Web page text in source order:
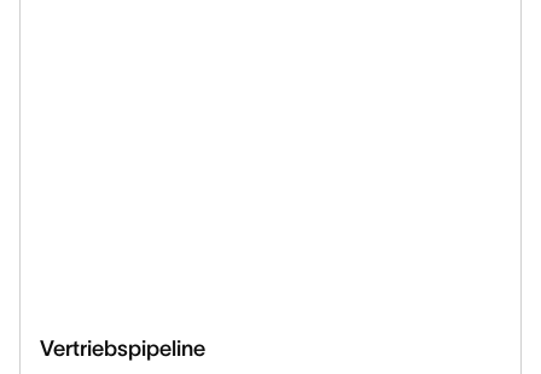
Vertriebspipeline